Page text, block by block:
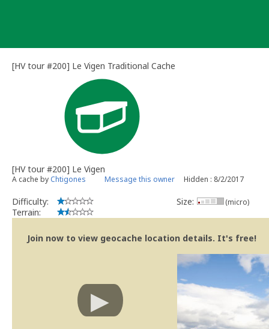
[HV tour #200] Le Vigen Traditional Cache
[HV tour #200] Le Vigen
A cache by Chtigones Message this owner Hidden : 8/2/2017
Difficulty:
Terrain:
Size: (micro)
Join now to view geocache location details. It's free!